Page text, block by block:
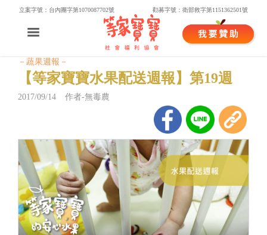
立案字號：台內團字第1070087702號 勸募字號：衛部救字第1151362501號
－蔬果週報－
【等家寶寶水果配送週報】第19週
2017/09/14 作者-無毒農